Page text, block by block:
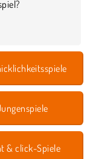
& click-Spiele